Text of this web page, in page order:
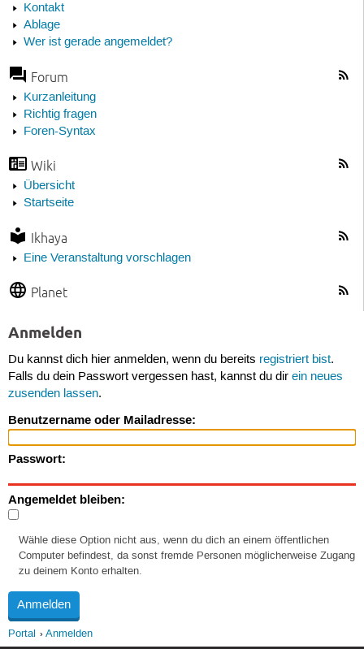
Kontakt
Ablage
Wer ist gerade angemeldet?
Forum
Kurzanleitung
Richtig fragen
Foren-Syntax
Wiki
Übersicht
Startseite
Ikhaya
Eine Veranstaltung vorschlagen
Planet
Anmelden
Du kannst dich hier anmelden, wenn du bereits registriert bist.
Falls du dein Passwort vergessen hast, kannst du dir ein neues
zusenden lassen.
Benutzername oder Mailadresse:
Passwort:
Angemeldet bleiben:
Wähle diese Option nicht aus, wenn du dich an einem öffentlichen
Computer befindest, da sonst fremde Personen möglicherweise Zugang
zu deinem Konto erhalten.
Portal Anmelden